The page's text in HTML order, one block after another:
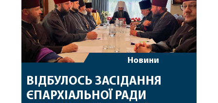
Новини
ВІДБУЛОСЬ ЗАСІДАННЯ
ЄПАРХІАЛЬНОЇ РАДИ